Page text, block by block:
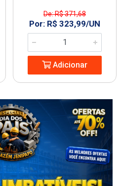
De: R$ 371,68
Por: R$ 323,99/UN
Adicionar